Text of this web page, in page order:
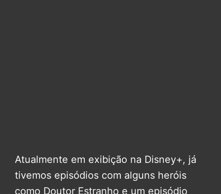
Atualmente em exibição na Disney+, já
tivemos episódios com alguns heróis
como Doutor Estranho e um episódio